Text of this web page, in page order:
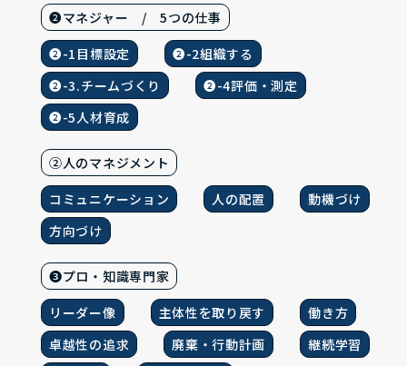
❷マネジャー / 5つの仕事
❷-1目標設定
❷-2組織する
❷-3.チームづくり
❷-4評価・測定
❷-5人材育成
②人のマネジメント
コミュニケーション
人の配置
動機づけ
方向づけ
❸プロ・知識専門家
リーダー像
主体性を取り戻す
働き方
卓越性の追求
廃棄・行動計画
継続学習